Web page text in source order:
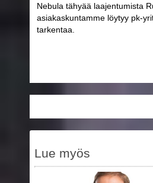
Nebula tähyää laajentumista
asiakaskuntamme löytyy pk-
tarkentaa.
Lue myös